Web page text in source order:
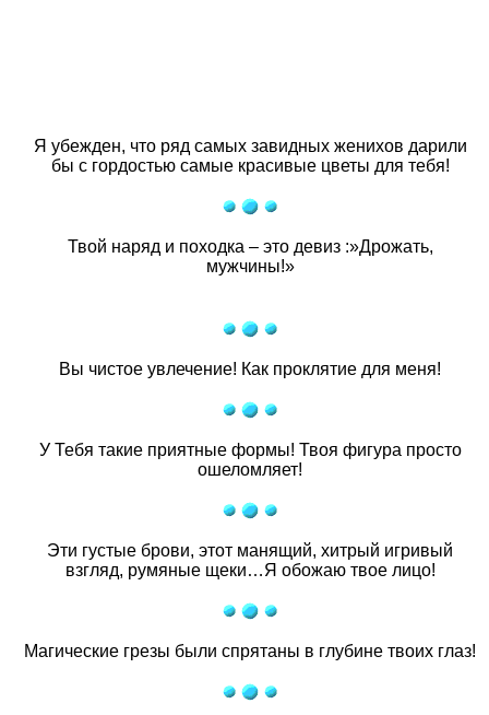
Я убежден, что ряд самых завидных женихов дарили
бы с гордостью самые красивые цветы для тебя!
Твой наряд и походка – это девиз :»Дрожать,
мужчины!»
Вы чистое увлечение! Как проклятие для меня!
У Тебя такие приятные формы! Твоя фигура просто
ошеломляет!
Эти густые брови, этот манящий, хитрый игривый
взгляд, румяные щеки…Я обожаю твое лицо!
Магические грезы были спрятаны в глубине твоих глаз!